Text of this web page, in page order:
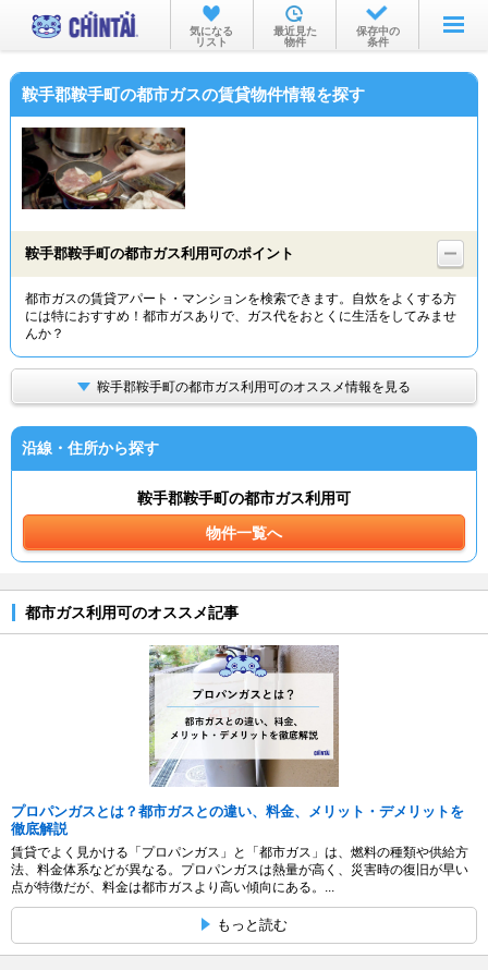
お部屋を探す
沿線・駅から
物件特集から
TOP
気になる
リスト
最近見た
物件
保存中の
条件
鞍手郡鞍手町の都市ガスの賃貸物件情報を探す
鞍手郡鞍手町の都市ガス利用可のポイント
都市ガスの賃貸アパート・マンションを検索できます。自炊をよくする方
には特におすすめ！都市ガスありで、ガス代をおとくに生活をしてみませ
んか？
鞍手郡鞍手町の都市ガス利用可のオススメ情報を見る
沿線・住所から探す
鞍手郡鞍手町の都市ガス利用可
物件一覧へ
都市ガス利用可のオススメ記事
プロパンガスとは？都市ガスとの違い、料金、メリット・デメリットを
徹底解説
賃貸でよく見かける「プロパンガス」と「都市ガス」は、燃料の種類や供給方
法、料金体系などが異なる。プロパンガスは熱量が高く、災害時の復旧が早い
点が特徴だが、料金は都市ガスより高い傾向にある。...
もっと読む